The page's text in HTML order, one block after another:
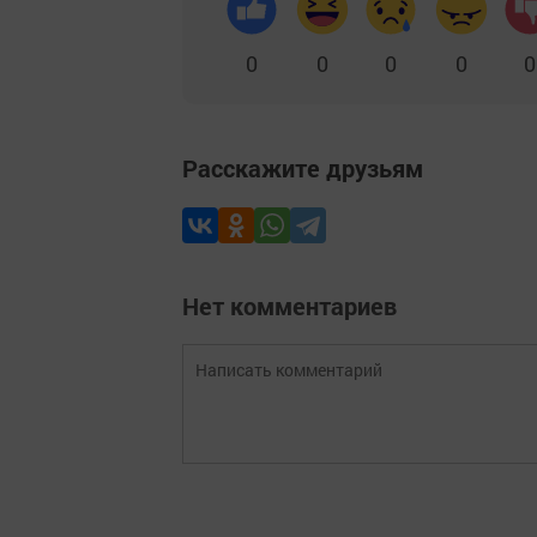
0 0 0 0 0
Расскажите друзьям
Нет комментариев